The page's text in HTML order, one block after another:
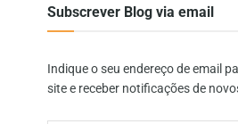
Subscrever Blog via email
Indique o seu endereço de email
site e receber notificações de